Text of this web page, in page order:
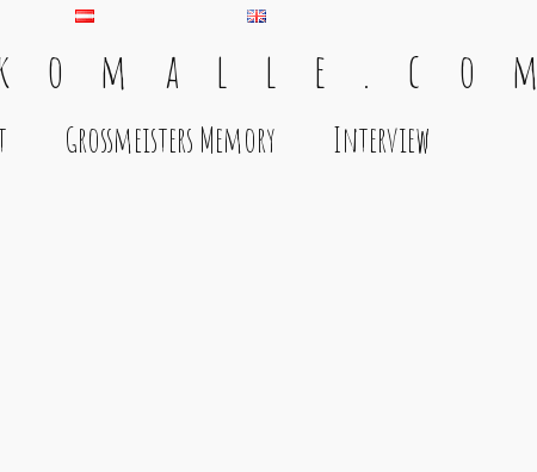
o m a l l e . c o m
Grossmeisters Memory Interview